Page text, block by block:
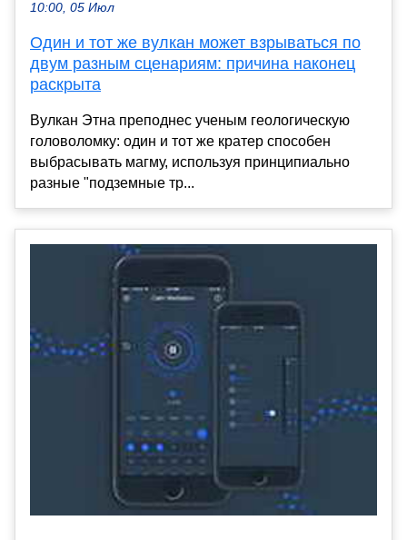
10:00, 05 Июл
Один и тот же вулкан может взрываться по
двум разным сценариям: причина наконец
раскрыта
Вулкан Этна преподнес ученым геологическую
головоломку: один и тот же кратер способен
выбрасывать магму, используя принципиально
разные "подземные тр...